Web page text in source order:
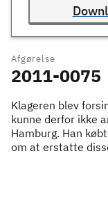
Afgørelse
2011-0075
Klageren blev
kunne derfor ikke
Hamburg. Han
om at erstatte